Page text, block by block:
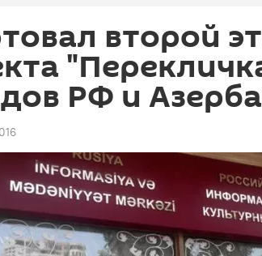
второй
РФ и